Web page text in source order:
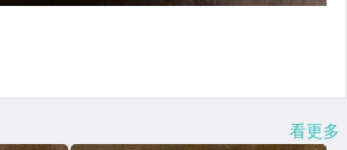
看更多